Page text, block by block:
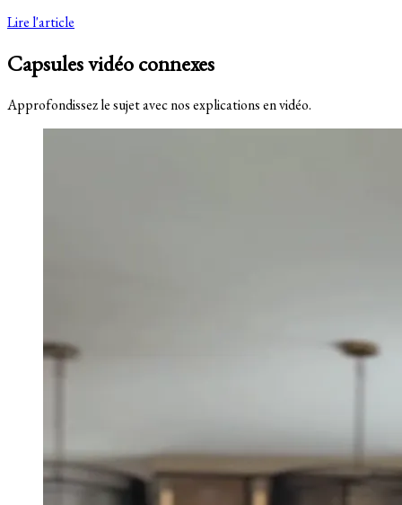
Lire l'article
Capsules vidéo connexes
Approfondissez le sujet avec nos explications en vidéo.